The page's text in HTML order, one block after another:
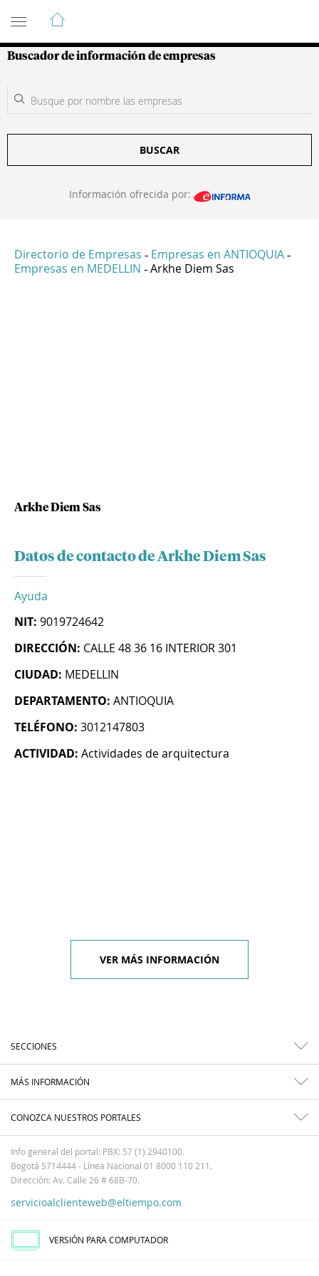
Guía de Empresas Colombianas
Buscador de información de empresas
BUSCAR
Información ofrecida por:
Directorio de Empresas - Empresas en ANTIOQUIA -
Empresas en MEDELLIN - Arkhe Diem Sas
Arkhe Diem Sas
Datos de contacto de Arkhe Diem Sas
Ayuda
NIT: 9019724642
DIRECCIÓN: CALLE 48 36 16 INTERIOR 301
CIUDAD: MEDELLIN
DEPARTAMENTO: ANTIOQUIA
TELÉFONO: 3012147803
ACTIVIDAD: Actividades de arquitectura
VER MÁS INFORMACIÓN
SECCIONES
MÁS INFORMACIÓN
CONOZCA NUESTROS PORTALES
Info general del portal: PBX: 57 (1) 2940100.
Bogotá 5714444 - Línea Nacional 01 8000 110 211.
Dirección: Av. Calle 26 # 68B-70.
servicioalclienteweb@eltiempo.com
VERSIÓN PARA COMPUTADOR